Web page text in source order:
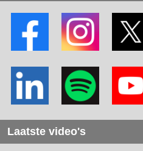
Laatste video's